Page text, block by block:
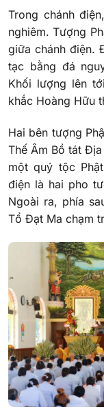
Trong chánh
nghiêm. Tượng
giữa chánh điện.
tạc bằng đá
Khối lượng lên
khắc Hoàng Hữu
Hai bên tượng
Thế Âm Bồ tát
một quý tộc
điện là hai pho
Ngoài ra, phía
Tổ Đạt Ma chạm